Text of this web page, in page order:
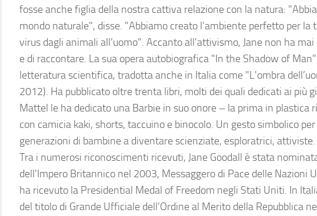
fosse anche figlia della nostra cattiva relazione con la natura:
mondo naturale", disse. "Abbiamo creato l’ambiente perfetto per la
virus dagli animali all’uomo". Accanto all'attivismo, Jane non ha
e di raccontare. La sua opera autobiografica "In the Shadow of
letteratura scientifica, tradotta anche in Italia come "L'ombra
2012). Ha pubblicato oltre trenta libri, molti dei quali dedicati ai più
Mattel le ha dedicato una Barbie in suo onore – la prima in plastica
con camicia kaki, shorts, taccuino e binocolo. Un gesto simbolico
generazioni di bambine a diventare scienziate, esploratrici, attiviste.
Tra i numerosi riconoscimenti ricevuti, Jane Goodall è stata
dell'Impero Britannico nel 2003, Messaggero di Pace delle Nazioni
ha ricevuto la Presidential Medal of Freedom negli Stati Uniti. In
del titolo di Grande Ufficiale dell’Ordine al Merito della Repubblica